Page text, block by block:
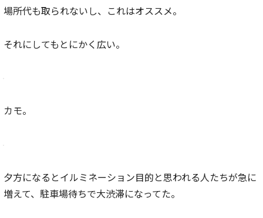
場所代も取られないし、これはオススメ。
それにしてもとにかく広い。
カモ。
夕方になるとイルミネーション目的と思われる人たちが急に
増えて、駐車場待ちで大渋滞になってた。